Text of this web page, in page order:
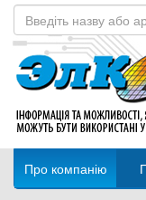
Про компанію